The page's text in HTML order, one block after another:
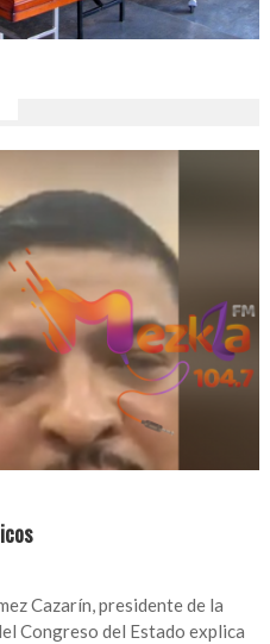
Cazarín, presidente de la
Congreso del Estado explica